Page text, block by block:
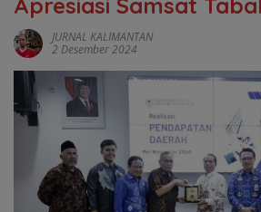
Apresiasi Samsat
JURNAL KALIMANTAN
2 Desember 2024